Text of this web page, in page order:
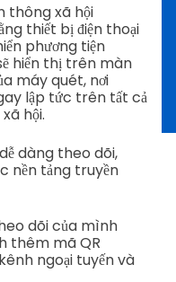
thông xã hội
thiết bị điện thoại
phương tiện
hiển thị trên màn
máy quét, nơi
lập tức trên tất cả
hội.
dàng theo dõi,
nền tảng truyền
dõi của mình
thêm mã QR
ngoại tuyến và